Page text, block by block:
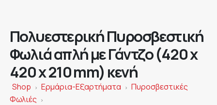
Πολυεστερική Πυροσβεστική
Φωλιά απλή με Γάντζο (420 x
420 x 210 mm) κενή
Shop > Ερμάρια-Εξαρτήματα > Πυροσβεστικές
Φωλιές
>